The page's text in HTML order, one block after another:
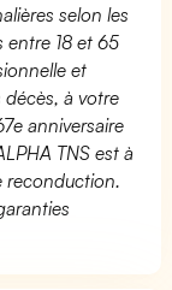
selon les
entre 18 et 65
et
à votre
anniversaire
TNS est à
reconduction.